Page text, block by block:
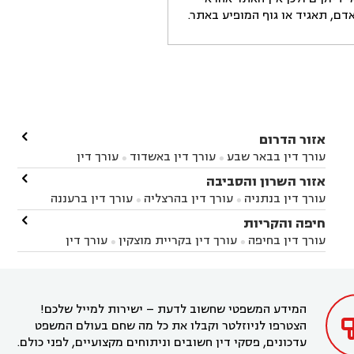
תאגיד או גוף המופיע באתר.
אזור הדרום
עורך דין בבאר שבע  עורך דין באשדוד 
עורך דין
באשקלון
עורך דין בבאר טוביה עורך דין בגן יבנה
עורך דין בניר הבנים עורך דין בערד
זיקים
עורך דין בנתיבות עורך דין בקרית מלאכי

אזור השרון והסביבה
עורך דין בנתניה  עורך דין בהרצליה  עורך דין ברעננה
עורך דין בחדרה עורך דין בכפר סבא
עורך דין בהוד
השרון
עורך דין באבן יהודה
עורך דין בחריש עורך דין בקיסריה עורך דין בקדימה

חיפה והקריות
עורך דין בחיפה  עורך דין בקריית מוצקין 
עורך דין
בקרית מוצקין
עורך דין בקריית אתא
עורך דין

המידע המשפטי שחשוב לדעת – ישירות למייל שלכם!
הצטרפו לניוזלטר וקבלו את כל מה שחם בעולם המשפט
עדכונים, פסקי דין חשובים וניתוחים מקצועיים, לפני כולם.